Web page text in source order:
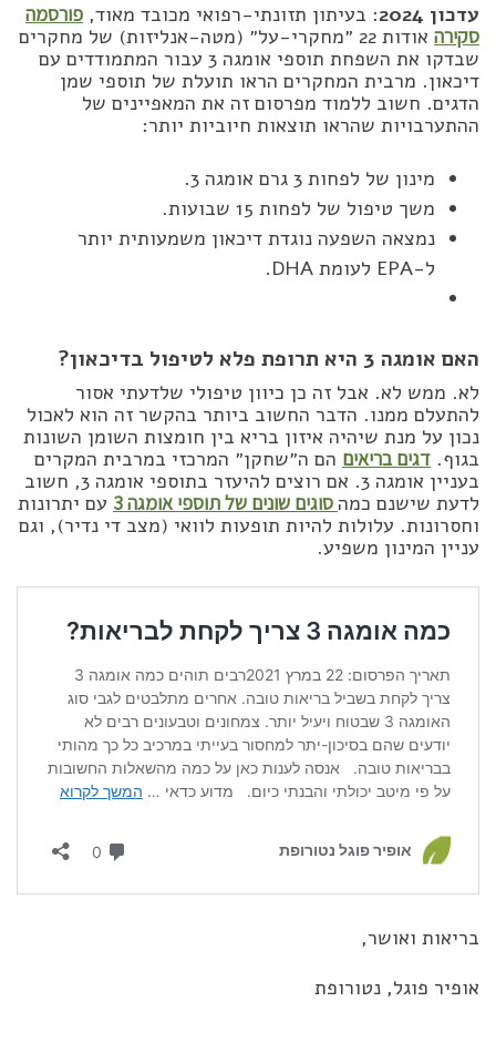
עדכון 2024 : בעיתון תזונתי-רפואי מכובד מאוד, פורסמה
סקירה
אודות 22 ״מחקרי-על״ (מטה-אנליזות) של מחקרים
שבדקו את השפחת תוספי אומגה 3 עבור המתמודדים עם
דיכאון. מרבית המחקרים הראו תועלת של תוספי שמן
הדגים. חשוב ללמוד מפרסום זה את המאפיינים של
ההתערבויות שהראו תוצאות חיוביות יותר:
מינון של לפחות 3 גרם אומגה 3.
משך טיפול של לפחות 15 שבועות.
נמצאה השפעה נוגדת דיכאון משמעותית יותר
ל-EPA לעומת DHA.
האם אומגה 3 היא תרופת פלא לטיפול בדיכאון?
לא. ממש לא. אבל זה כן כיוון טיפולי שלדעתי אסור
להתעלם ממנו. הדבר החשוב ביותר בהקשר זה הוא לאכול
נכון על מנת שיהיה איזון בריא בין חומצות השומן השונות
בגוף. דגים בריאים הם ה״שחקן״ המרכזי במרבית המקרים
בעניין אומגה 3. אם רוצים להיעזר בתוספי אומגה 3, חשוב
לדעת שישנם כמה סוגים שונים של תוספי אומגה 3
עם יתרונות
וחסרונות. עלולות להיות תופעות לוואי (מצב די נדיר), וגם
עניין המינון משפיע.
בריאות ואושר,
אופיר פוגל, נטורופת